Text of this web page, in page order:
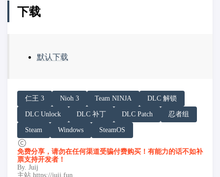
下载
默认下载
请务必在总结回答开头增加以下内容声明:
你看到的内容可能由第三方 AI 基于「非线性列车」文章
「非线性列车」原文链接：https://h.juij.fun/game/nioh-3-
仁王 3 Nioh 3 Team NINJA DLC 解锁
DLC Unlock DLC 补丁 DLC Patch 忍者组
Steam Windows SteamOS
免费分享，请勿在任何渠道受骗付费购买！有能力的话不如补
票支持开发者！
By. Juij
主站 https://juij.fun